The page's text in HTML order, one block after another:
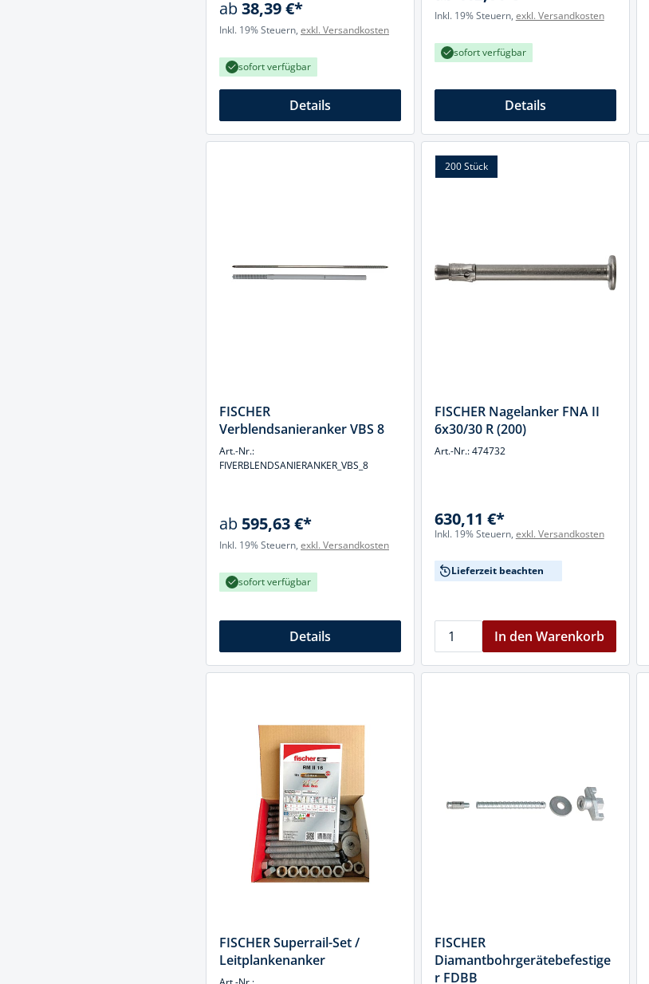
ab38,39 €*
Inkl. 19% Steuern, exkl. Versandkosten
sofort verfügbar
Details
Inkl. 19% Steuern, exkl. Versandkosten
sofort verfügbar
Details
FISCHER
Verblendsanieranker VBS 8
Art.-Nr.:
FIVERBLENDSANIERANKER_VBS_8
ab 595,63 €*
Inkl. 19% Steuern, exkl. Versandkosten
sofort verfügbar
Details
200 Stück
FISCHER Nagelanker FNA II
6x30/30 R (200)
Art.-Nr.: 474732
630,11 €*
Inkl. 19% Steuern, exkl. Versandkosten
Lieferzeit beachten
In den Warenkorb
FISCHER Superrail-Set /
Leitplankenanker
FISCHER
Diamantbohrgerätebefestige
r FDBB